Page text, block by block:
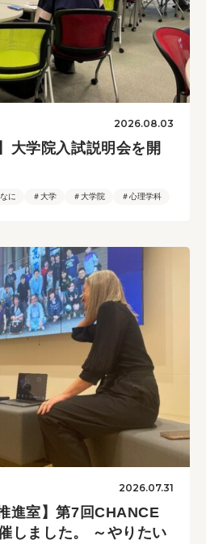
2026.08.03
大学院入試説明会を開
に ＃大学 ＃大学院 ＃心理学科
2026.07.31
進室】第7回CHANCE
しました。 ～やりたい